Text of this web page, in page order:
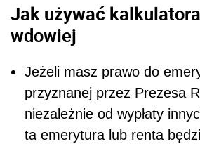
Jak używać
wdowiej
Jeżeli masz prawo do
przyznanej przez Prezesa
niezależnie od wypłaty
ta emerytura lub renta